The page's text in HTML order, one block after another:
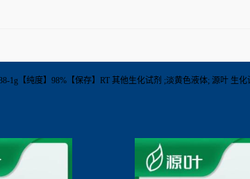
1g【纯度】98%【保存】RT 其他生化试剂 ;淡黄色液体; 源叶 生